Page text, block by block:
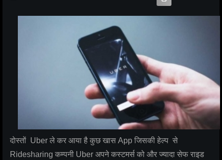
दोस्तों Uber ले कर आया है कुछ खास App जिसकी हेल्प से
Ridesharing कम्पनी Uber अपने कस्टमर्स को और ज्यादा सेफ राइड